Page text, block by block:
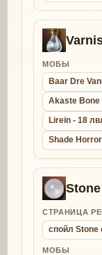
МОБЫ
Baar Dre
Akaste Bone
Lirein - 18
Shade
СТРАНИЦА
спойл Stone
МОБЫ